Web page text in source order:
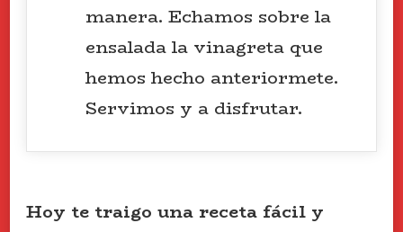
manera. Echamos sobre la
ensalada la vinagreta que
hemos hecho anteriormete.
Servimos y a disfrutar.
Hoy te traigo una receta fácil y